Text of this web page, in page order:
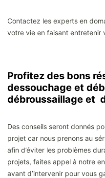
Contactez les experts en
votre vie en faisant entretenir
Profitez des bons
dessouchage et
débroussaillage et
Des conseils seront donnés
projet car nous prenons au
afin d’éviter les problèmes
projets, faites appel à notre
avant d’intervenir pour vous